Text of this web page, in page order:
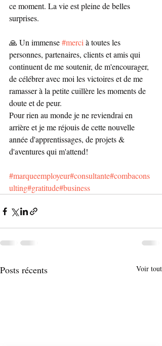
ce moment. La vie est pleine de belles
surprises.
🙏 Un immense #merci à toutes les
personnes, partenaires, clients et amis qui
continuent de me soutenir, de m'encourager,
de célébrer avec moi les victoires et de me
ramasser à la petite cuillère les moments de
doute et de peur.
Pour rien au monde je ne reviendrai en
arrière et je me réjouis de cette nouvelle
année d'apprentissages, de projets &
d'aventures qui m'attend!
#marqueemployeur#consultante#combacons
ulting#gratitude#business
Posts récents Voir tout